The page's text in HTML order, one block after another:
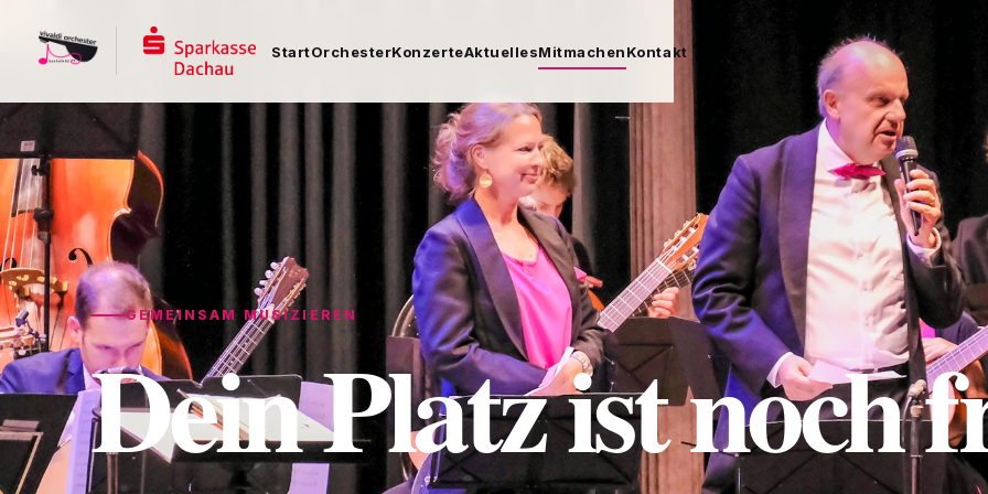
StartOrchesterKonzerteAktuellesMitmachenKontakt
GEMEINSAM MUSIZIEREN
Dein Platz ist noch